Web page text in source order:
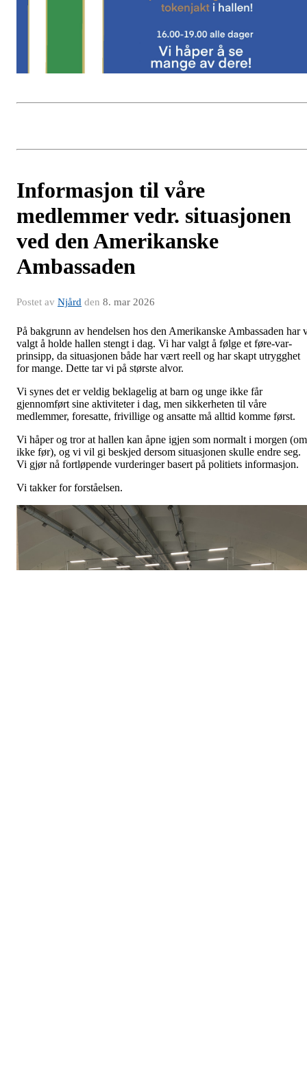
Informasjon til våre
medlemmer vedr. situasjonen
ved den Amerikanske
Ambassaden
Postet av Njård den 8. mar 2026
På bakgrunn av hendelsen hos den Amerikanske Ambassaden har
valgt å holde hallen stengt i dag. Vi har valgt å følge et føre-var-
prinsipp, da situasjonen både har vært reell og har skapt utrygghet
for mange. Dette tar vi på største alvor.
Vi synes det er veldig beklagelig at barn og unge ikke får
gjennomført sine aktiviteter i dag, men sikkerheten til våre
medlemmer, foresatte, frivillige og ansatte må alltid komme først.
Vi håper og tror at hallen kan åpne igjen som normalt i morgen (om
ikke før), og vi vil gi beskjed dersom situasjonen skulle endre seg.
Vi gjør nå fortløpende vurderinger basert på politiets informasjon.
Vi takker for forståelsen.